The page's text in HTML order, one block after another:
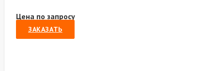
Цена по запросу
ЗАКАЗАТЬ